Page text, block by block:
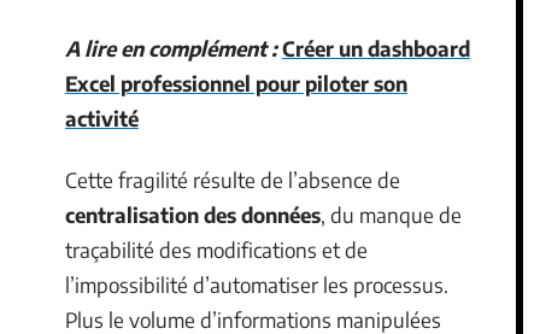
A lire en complément :Créer un dashboard
Excel professionnel pour piloter son
activité
Cette fragilité résulte de l’absence de
centralisation des données, du manque de
traçabilité des modifications et de
l’impossibilité d’automatiser les processus.
Plus le volume d’informations manipulées